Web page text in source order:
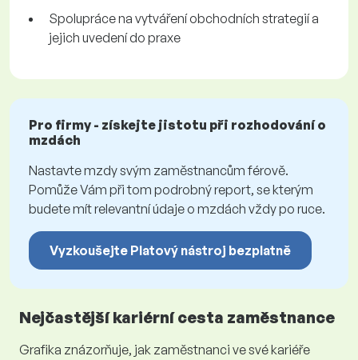
Spolupráce na vytváření obchodních strategií a
jejich uvedení do praxe
Pro firmy - získejte jistotu při rozhodování o
mzdách
Nastavte mzdy svým zaměstnancům férově.
Pomůže Vám při tom podrobný report, se kterým
budete mít relevantní údaje o mzdách vždy po ruce.
Vyzkoušejte Platový nástroj bezplatně
Nejčastější kariérní cesta zaměstnance
Grafika znázorňuje, jak zaměstnanci ve své kariéře